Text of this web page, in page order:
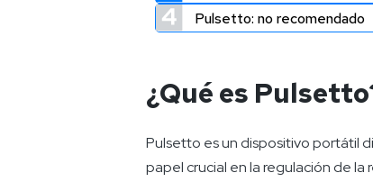
Pulsetto: no recomendado
¿Qué es
Pulsetto es un dispositivo portátil
papel crucial en la regulación de